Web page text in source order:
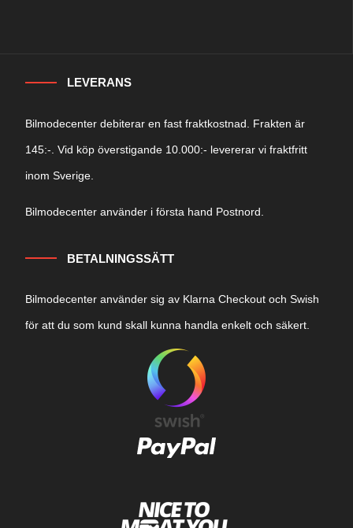
LEVERANS
Bilmodecenter debiterar en fast fraktkostnad. Frakten är
145:-. Vid köp överstigande 10.000:- levererar vi fraktfritt
inom Sverige.
Bilmodecenter använder i första hand Postnord.
BETALNINGSSÄTT
Bilmodecenter använder sig av Klarna Checkout och Swish
för att du som kund skall kunna handla enkelt och säkert.